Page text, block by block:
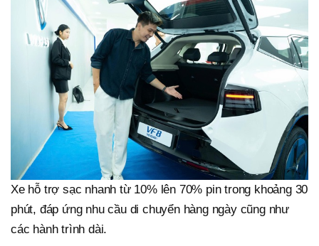
Xe hỗ trợ sạc nhanh từ 10% lên 70% pin trong khoảng 30
phút, đáp ứng nhu cầu di chuyển hàng ngày cũng như
các hành trình dài.